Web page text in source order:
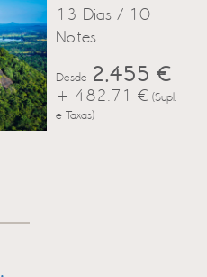
13 Dias / 10
Noites
Desde 2,455 €
+ 482.71 € (Supl.
e Taxas)